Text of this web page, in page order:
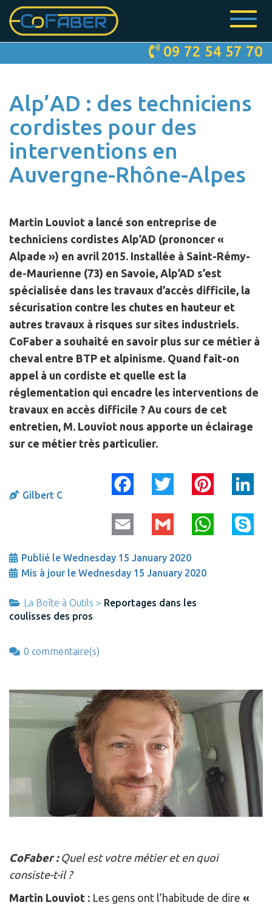
Skip
Toggle
09 72 54 57 70
Alp’AD : des techniciens
cordistes pour des
interventions en
Auvergne-Rhône-Alpes
Martin Louviot a lancé son entreprise de
techniciens cordistes Alp’AD (prononcer «
Alpade ») en avril 2015. Installée à Saint-Rémy-
de-Maurienne (73) en Savoie, Alp’AD s’est
spécialisée dans les travaux d’accès difficile, la
sécurisation contre les chutes en hauteur et
autres travaux à risques sur sites industriels.
CoFaber a souhaité en savoir plus sur ce métier à
cheval entre BTP et alpinisme. Quand fait-on
appel à un cordiste et quelle est la
réglementation qui encadre les interventions de
travaux en accès difficile ? Au cours de cet
entretien, M. Louviot nous apporte un éclairage
sur ce métier très particulier.
Facebook Twitter Pinterest
WhatsApp
Gilbert C
Publié le Wednesday 15 January 2020
Mis à jour le Wednesday 15 January 2020
La Boîte à Outils > Reportages dans les
coulisses des pros
0 commentaire(s)
CoFaber :Quel est votre métier et en quoi
consiste-t-il ?
Martin Louviot : Les gens ont l’habitude de dire «